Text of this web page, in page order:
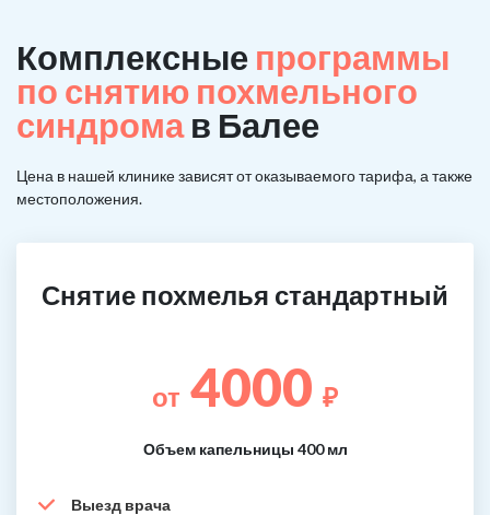
Комплексные программы
по снятию похмельного
синдромав Балее
Цена в нашей клинике зависят от оказываемого тарифа, а также
местоположения.
Снятие похмелья стандартный
от 4000 ₽
Объем капельницы 400 мл
Выезд врача